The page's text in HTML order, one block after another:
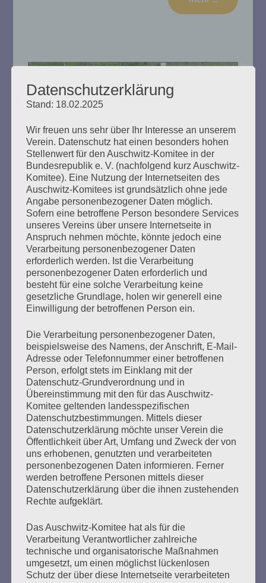
Hannoverscher Bahnhof: Hamburg
hat ein Problem
Erstellt am22. Juni 2021
Gemeinsame Erklärung zum Verfahren um das
Dokumentationszentrum Hannoverscher Bahnhof: das
Auschwitz-Komitee, die Rom und Cinti Union Hamburg
und der Landesverein der Sinti in Hamburg mahnen.
mehr ...
Seitennummerierung
der
Beiträge
Zurück 14
Ich werd’ so lange singen, bis es keine Nazis mehr
auf der Welt gibt.
Esther Bejarano
Datenschutzerklärung
Stand: 18.02.2025
Wir freuen uns sehr über Ihr Interesse an unserem
Verein. Datenschutz hat einen besonders hohen
Stellenwert für den Auschwitz-Komitee in der
Bundesrepublik e. V. (nachfolgend kurz Auschwitz-
Komitee). Eine Nutzung der Internetseiten des
Auschwitz-Komitees ist grundsätzlich ohne jede
Angabe personenbezogener Daten möglich.
Sofern eine betroffene Person besondere Services
unseres Vereins über unsere Internetseite in
Anspruch nehmen möchte, könnte jedoch eine
Verarbeitung personenbezogener Daten
erforderlich werden. Ist die Verarbeitung
personenbezogener Daten erforderlich und
besteht für eine solche Verarbeitung keine
gesetzliche Grundlage, holen wir generell eine
Einwilligung der betroffenen Person ein.
Die Verarbeitung personenbezogener Daten,
beispielsweise des Namens, der Anschrift, E-Mail-
Adresse oder Telefonnummer einer betroffenen
Person, erfolgt stets im Einklang mit der
Datenschutz-Grundverordnung und in
Übereinstimmung mit den für das Auschwitz-
Komitee geltenden landesspezifischen
Datenschutzbestimmungen. Mittels dieser
Datenschutzerklärung möchte unser Verein die
Öffentlichkeit über Art, Umfang und Zweck der von
uns erhobenen, genutzten und verarbeiteten
personenbezogenen Daten informieren. Ferner
werden betroffene Personen mittels dieser
Datenschutzerklärung über die ihnen zustehenden
Rechte aufgeklärt.
Das Auschwitz-Komitee hat als für die
Verarbeitung Verantwortlicher zahlreiche
technische und organisatorische Maßnahmen
umgesetzt, um einen möglichst lückenlosen
Schutz der über diese Internetseite verarbeiteten